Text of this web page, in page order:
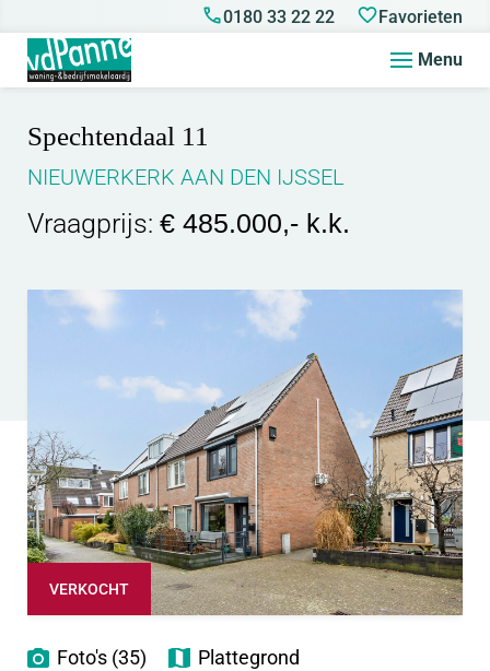
0180 33 22 22 Favorieten
Menu
Spechtendaal 11
NIEUWERKERK AAN DEN IJSSEL
Vraagprijs: € 485.000,- k.k.
VERKOCHT
Foto's (35) Plattegrond